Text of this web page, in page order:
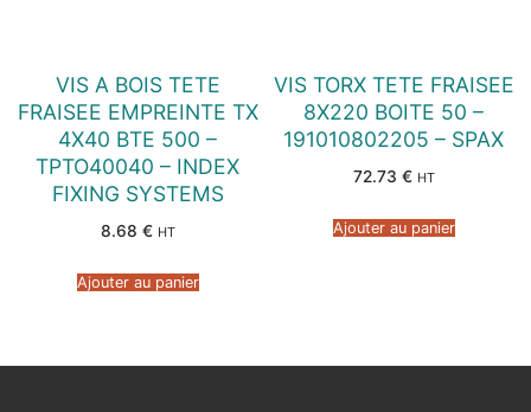
VIS A BOIS TETE
FRAISEE EMPREINTE TX
4X40 BTE 500 –
TPTO40040 – INDEX
FIXING SYSTEMS
8.68 € HT
Ajouter au panier
VIS TORX TETE FRAISEE
8X220 BOITE 50 –
191010802205 – SPAX
72.73 € HT
Ajouter au panier